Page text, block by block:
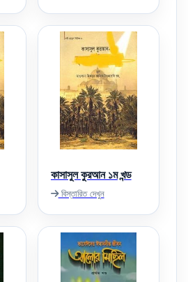
কাসাসুল কুরআন ১ম খন্ড
বিস্তারিত দেখুন